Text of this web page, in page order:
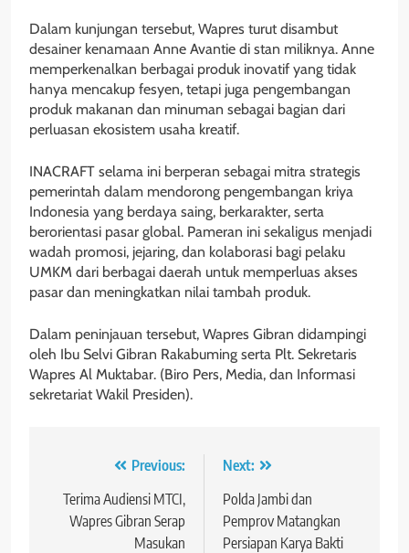
Dalam kunjungan tersebut, Wapres turut disambut
desainer kenamaan Anne Avantie di stan miliknya. Anne
memperkenalkan berbagai produk inovatif yang tidak
hanya mencakup fesyen, tetapi juga pengembangan
produk makanan dan minuman sebagai bagian dari
perluasan ekosistem usaha kreatif.
INACRAFT selama ini berperan sebagai mitra strategis
pemerintah dalam mendorong pengembangan kriya
Indonesia yang berdaya saing, berkarakter, serta
berorientasi pasar global. Pameran ini sekaligus menjadi
wadah promosi, jejaring, dan kolaborasi bagi pelaku
UMKM dari berbagai daerah untuk memperluas akses
pasar dan meningkatkan nilai tambah produk.
Dalam peninjauan tersebut, Wapres Gibran didampingi
oleh Ibu Selvi Gibran Rakabuming serta Plt. Sekretaris
Wapres Al Muktabar. (Biro Pers, Media, dan Informasi
sekretariat Wakil Presiden).
Navigasi
pos
Previous:
Terima Audiensi MTCI,
Wapres Gibran Serap
Masukan
Next:
Polda Jambi dan
Pemprov Matangkan
Persiapan Karya Bakti